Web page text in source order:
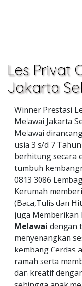
Les Privat
Jakarta
Winner Prestasi
Melawai Jakarta
Melawai
usia 3 s/d 7
berhitung secara
tumbuh
0813 3086
Kerumah
(Baca,Tulis dan
juga Memberikan
Melawai dengan
menyenangkan
kembang Cerdas
ramah serta
dan kreatif